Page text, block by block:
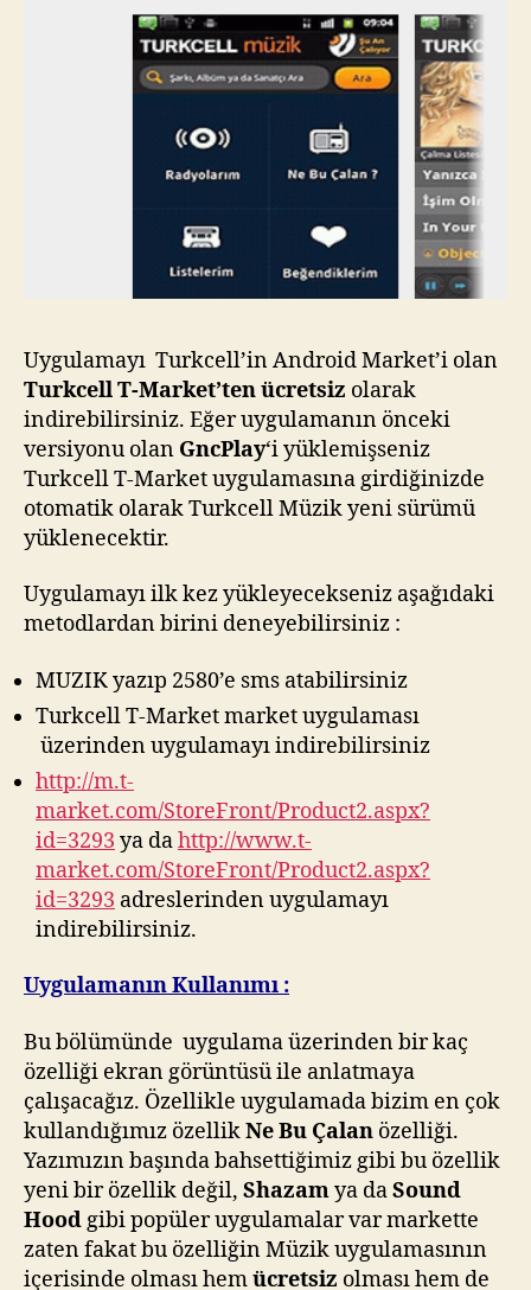
Uygulamayı Turkcell’in Android Market’i olan
Turkcell T-Market’ten ücretsiz olarak
indirebilirsiniz. Eğer uygulamanın önceki
versiyonu olan GncPlay‘i yüklemişseniz
Turkcell T-Market uygulamasına girdiğinizde
otomatik olarak Turkcell Müzik yeni sürümü
yüklenecektir.
Uygulamayı ilk kez yükleyecekseniz aşağıdaki
metodlardan birini deneyebilirsiniz :
MUZIK yazıp 2580’e sms atabilirsiniz
Turkcell T-Market market uygulaması
üzerinden uygulamayı indirebilirsiniz
http://m.t-
market.com/StoreFront/Product2.aspx?
id=3293 ya dahttp://www.t-
market.com/StoreFront/Product2.aspx?
id=3293 adreslerinden uygulamayı
indirebilirsiniz.
Uygulamanın Kullanımı :
Bu bölümünde uygulama üzerinden bir kaç
özelliği ekran görüntüsü ile anlatmaya
çalışacağız. Özellikle uygulamada bizim en çok
kullandığımız özellikNe Bu Çalan özelliği.
Yazımızın başında bahsettiğimiz gibi bu özellik
yeni bir özellik değil, Shazamya daSound
Hood gibi popüler uygulamalar var markette
zaten fakat bu özelliğin Müzik uygulamasının
içerisinde olması hemücretsiz olması hem de